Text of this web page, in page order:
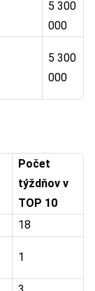
5 300
000
5 300
000
Počet
týždňov v
TOP 10
18
1